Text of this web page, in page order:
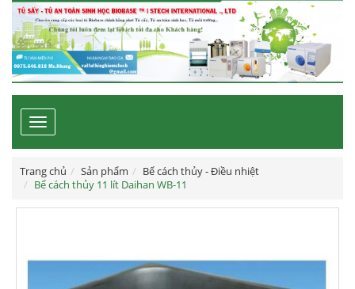
Toggle
navigation
Trang chủ Sản phẩm
Bể cách thủy - Điều nhiệt
Bể cách thủy 11 lít Daihan WB-11